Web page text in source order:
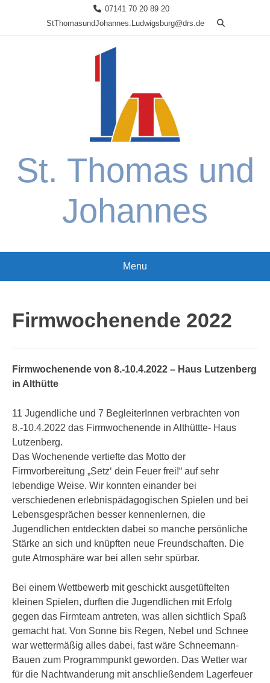
07141 70 20 89 20
StThomasundJohannes.Ludwigsburg@drs.de
St. Thomas und
Johannes
Menu
Firmwochenende 2022
Firmwochenende von 8.-10.4.2022 – Haus Lutzenberg
in Althütte
11 Jugendliche und 7 BegleiterInnen verbrachten von
8.-10.4.2022 das Firmwochenende in Althüttte- Haus
Lutzenberg.
Das Wochenende vertiefte das Motto der
Firmvorbereitung „Setz‘ dein Feuer frei!“ auf sehr
lebendige Weise. Wir konnten einander bei
verschiedenen erlebnispädagogischen Spielen und bei
Lebensgesprächen besser kennenlernen, die
Jugendlichen entdeckten dabei so manche persönliche
Stärke an sich und knüpften neue Freundschaften. Die
gute Atmosphäre war bei allen sehr spürbar.
Bei einem Wettbewerb mit geschickt ausgetüftelten
kleinen Spielen, durften die Jugendlichen mit Erfolg
gegen das Firmteam antreten, was allen sichtlich Spaß
gemacht hat. Von Sonne bis Regen, Nebel und Schnee
war wettermäßig alles dabei, fast wäre Schneemann-
Bauen zum Programmpunkt geworden. Das Wetter war
für die Nachtwanderung mit anschließendem Lagerfeuer